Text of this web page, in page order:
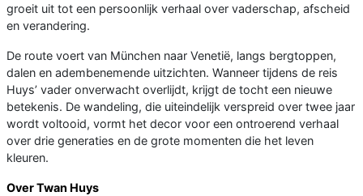
groeit uit tot een persoonlijk verhaal over vaderschap, afscheid
en verandering.
De route voert van München naar Venetië, langs bergtoppen,
dalen en adembenemende uitzichten. Wanneer tijdens de reis
Huys’ vader onverwacht overlijdt, krijgt de tocht een nieuwe
betekenis. De wandeling, die uiteindelijk verspreid over twee jaar
wordt voltooid, vormt het decor voor een ontroerend verhaal
over drie generaties en de grote momenten die het leven
kleuren.
Over Twan Huys